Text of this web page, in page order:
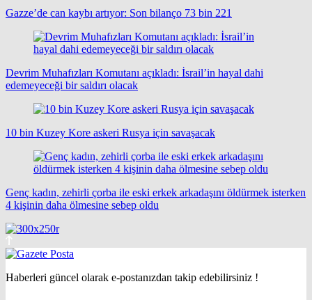
Gazze’de can kaybı artıyor: Son bilanço 73 bin 221
Devrim Muhafızları Komutanı açıkladı: İsrail’in hayal dahi
edemeyeceği bir saldırı olacak
10 bin Kuzey Kore askeri Rusya için savaşacak
Genç kadın, zehirli çorba ile eski erkek arkadaşını öldürmek isterken
4 kişinin daha ölmesine sebep oldu
Haberleri güncel olarak e-postanızdan takip edebilirsiniz !